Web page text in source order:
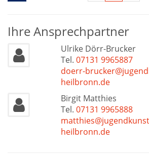
Ihre Ansprechpartner
Ulrike Dörr-Brucker
Tel. 07131 9965887
doerr-
heilbronn.de
Birgit Matthies
Tel. 07131 9965888
heilbronn.de